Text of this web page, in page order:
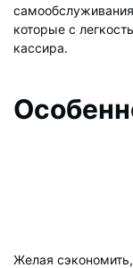
которые с
кассира.
Желая